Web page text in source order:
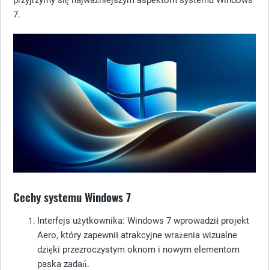
7.
Cechy systemu Windows 7
Interfejs użytkownika: Windows 7 wprowadził projekt
Aero, który zapewnił atrakcyjne wrażenia wizualne
dzięki przezroczystym oknom i nowym elementom
paska zadań.